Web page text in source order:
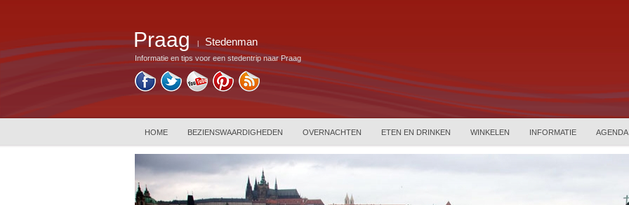
Praag Stedenman
Informatie en tips voor een stedentrip naar Praag
HOME BEZIENSWAARDIGHEDEN OVERNACHTEN ETEN EN DRINKEN WINKELEN INFORMATIE AGENDA